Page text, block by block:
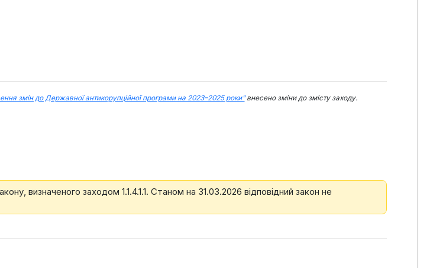
змін до Державної антикорупційної програми на 2023–2025 роки"внесено зміни до змісту заходу.
визначеного заходом 1.1.4.1.1. Станом на 31.03.2026 відповідний закон не